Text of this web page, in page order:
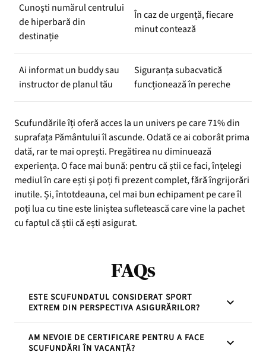
Cunoști numărul centrului
de hiperbară din
destinație
În caz de urgență, fiecare
minut contează
Ai informat un buddy sau
instructor de planul tău
Siguranța subacvatică
funcționează în pereche
Scufundările îți oferă acces la un univers pe care 71% din
suprafața Pământului îl ascunde. Odată ce ai coborât prima
dată, rar te mai oprești. Pregătirea nu diminuează
experiența. O face mai bună: pentru că știi ce faci, înțelegi
mediul în care ești și poți fi prezent complet, fără îngrijorări
inutile. Și, întotdeauna, cel mai bun echipament pe care îl
poți lua cu tine este liniștea sufletească care vine la pachet
cu faptul că știi că ești asigurat.
FAQs
ESTE SCUFUNDATUL CONSIDERAT SPORT
EXTREM DIN PERSPECTIVA ASIGURĂRILOR?
Depinde de tipul activității și de adâncimea la care se
AM NEVOIE DE CERTIFICARE PENTRU A FACE
SCUFUNDĂRI ÎN VACANȚĂ?